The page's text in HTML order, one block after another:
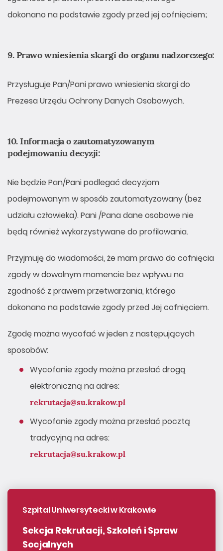
dokonano na podstawie zgody przed jej cofnięciem;
9. Prawo wniesienia skargi do organu nadzorczego:
Przysługuje Pan/Pani prawo wniesienia skargi do
Prezesa Urzędu Ochrony Danych Osobowych.
10. Informacja o zautomatyzowanym
podejmowaniu decyzji:
Nie będzie Pan/Pani podlegać decyzjom
podejmowanym w sposób zautomatyzowany (bez
udziału człowieka). Pani /Pana dane osobowe nie
będą również wykorzystywane do profilowania.
Przyjmuję do wiadomości, że mam prawo do cofnięcia
zgody w dowolnym momencie bez wpływu na
zgodność z prawem przetwarzania, którego
dokonano na podstawie zgody przed Jej cofnięciem.
Zgodę można wycofać w jeden z następujących
sposobów:
Wycofanie zgody można przesłać drogą
elektroniczną na adres:
rekrutacja@su.krakow.pl
Wycofanie zgody można przesłać pocztą
tradycyjną na adres:
rekrutacja@su.krakow.pl
Szpital Uniwersytecki w Krakowie
Sekcja Rekrutacji, Szkoleń i Spraw
Socjalnych